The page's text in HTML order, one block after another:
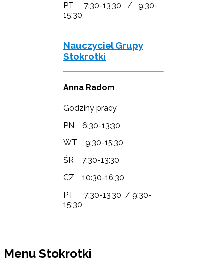
PT 7:30-13:30 / 9:30-
15:30
Nauczyciel Grupy
Stokrotki
Anna Radom
Godziny pracy
PN 6:30-13:30
WT 9:30-15:30
ŚR 7:30-13:30
CZ 10:30-16:30
PT 7:30-13:30 / 9:30-
15:30
Menu Stokrotki